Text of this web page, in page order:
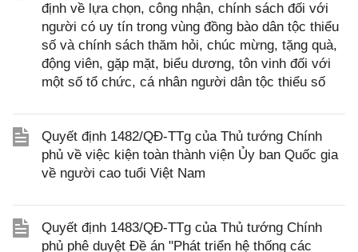
định về lựa chọn, công nhận, chính sách đối với
người có uy tín trong vùng đồng bào dân tộc thiểu
số và chính sách thăm hỏi, chúc mừng, tặng quà,
động viên, gặp mặt, biểu dương, tôn vinh đối với
một số tổ chức, cá nhân người dân tộc thiểu số
Quyết định 1482/QĐ-TTg của Thủ tướng Chính
phủ về việc kiện toàn thành viện Ủy ban Quốc gia
về người cao tuổi Việt Nam
Quyết định 1483/QĐ-TTg của Thủ tướng Chính
phủ phê duyệt Đề án "Phát triển hệ thống các